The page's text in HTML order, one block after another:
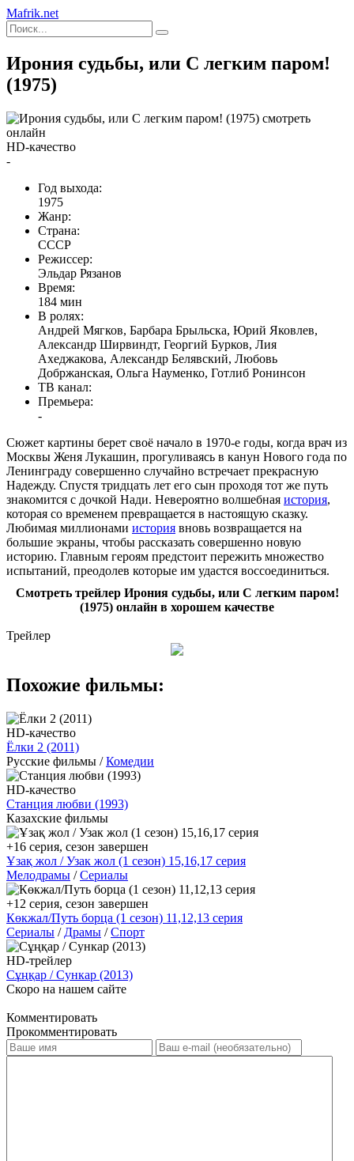
Mafrik.net
Ирония судьбы, или С легким паром!
(1975)
HD-качество
-
Год выхода:
1975
Жанр:
Страна:
СССР
Режиссер:
Эльдар Рязанов
Время:
184 мин
В ролях:
Андрей Мягков, Барбара Брыльска, Юрий Яковлев,
Александр Ширвиндт, Георгий Бурков, Лия
Ахеджакова, Александр Белявский, Любовь
Добржанская, Ольга Науменко, Готлиб Ронинсон
ТВ канал:
Премьера:
-
Сюжет картины берет своё начало в 1970-е годы, когда врач из
Москвы Женя Лукашин, прогуливаясь в канун Нового года по
Ленинграду совершенно случайно встречает прекрасную
Надежду. Спустя тридцать лет его сын проходя тот же путь
знакомится с дочкой Нади. Невероятно волшебная история,
которая со временем превращается в настоящую сказку.
Любимая миллионами история вновь возвращается на
большие экраны, чтобы рассказать совершенно новую
историю. Главным героям предстоит пережить множество
испытаний, преодолев которые им удастся воссоединиться.
Смотреть трейлер Ирония судьбы, или С легким паром!
(1975) онлайн в хорошем качестве
Трейлер
Похожие фильмы:
HD-качество
Ёлки 2 (2011)
Русские фильмы /Комедии
HD-качество
Станция любви (1993)
Казахские фильмы
+16 серия, сезон завершен
Ұзақ жол / Узак жол (1 сезон) 15,16,17 серия
Мелодрамы /Сериалы
+12 серия, сезон завершен
Көкжал/Путь борца (1 сезон) 11,12,13 серия
Сериалы / Драмы /Спорт
HD-трейлер
Сұңқар / Сункар (2013)
Скоро на нашем сайте
Комментировать
Прокомментировать